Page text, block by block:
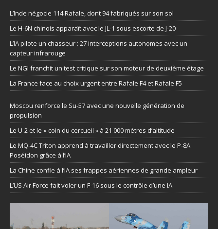
L’Inde négocie 114 Rafale, dont 94 fabriqués sur son sol
Le H-6N chinois apparaît avec le JL-1 sous escorte de J-20
L’IA pilote un chasseur : 27 interceptions autonomes avec un
capteur infrarouge
Le NGI franchit un test critique sur son moteur de deuxième étage
La France face au choix urgent entre Rafale F4 et Rafale F5
Moscou renforce le Su-57 avec une nouvelle génération de
propulsion
Le U-2 et le « coin du cercueil » à 21 000 mètres d’altitude
Le MQ-4C Triton apprend à travailler directement avec le P-8A
Poséidon grâce à l’IA
La Chine confie à l’IA ses frappes aériennes de grande ampleur
L’US Air Force fait voler un F-16 sous le contrôle d’une IA